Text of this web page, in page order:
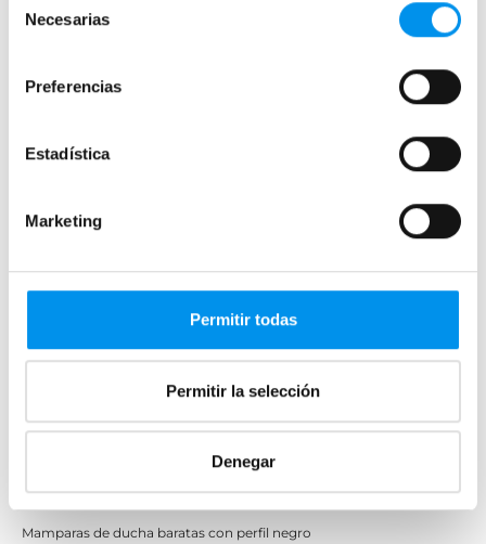
Necesarias
Preferencias
Estadística
Marketing
Permitir todas
Permitir la selección
Denegar
Apertura abatible
Mamparas de colores
Mamparas de perfilería blanca
Mamparas de perfilería oro rosa
Mamparas de perfilería dorada
Mamparas de ducha baratas con perfil negro